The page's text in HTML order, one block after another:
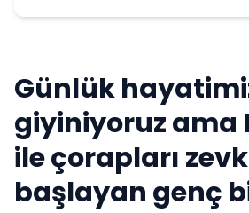
Günlük
giyiniyoruz ama
ile çorapları
başlayan genç